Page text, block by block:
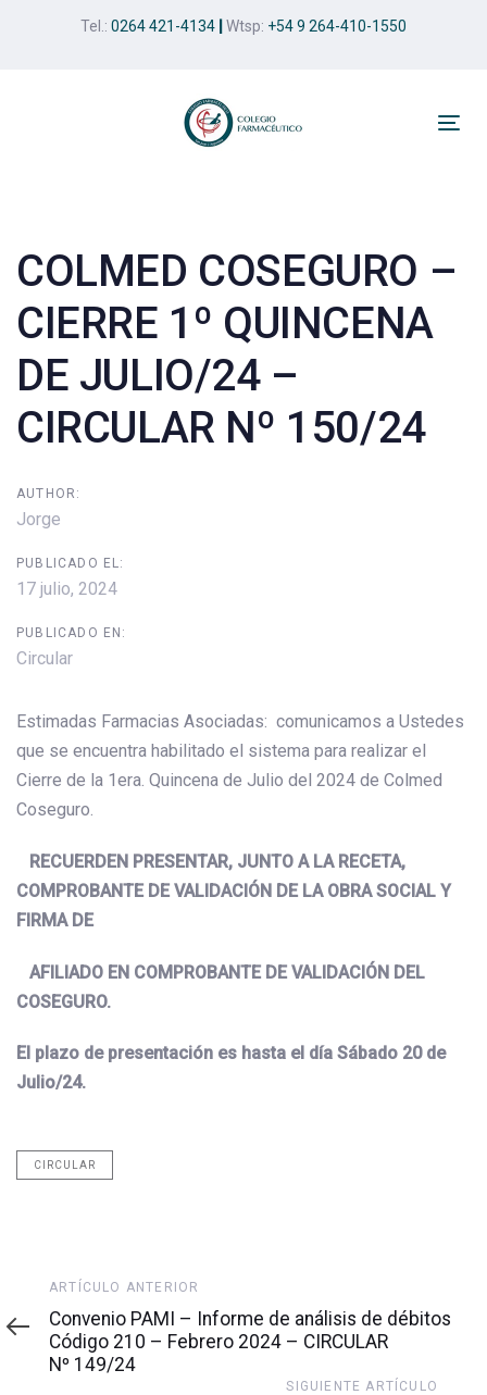
Tel.: 0264 421-4134 Wtsp: +54 9 264-410-1550
COLMED COSEGURO –
CIERRE 1º QUINCENA
DE JULIO/24 –
CIRCULAR Nº 150/24
AUTHOR:
Jorge
PUBLICADO EL:
17 julio, 2024
PUBLICADO EN:
Circular
Estimadas Farmacias Asociadas: comunicamos a Ustedes
que se encuentra habilitado el sistema para realizar el
Cierre de la 1era. Quincena de Julio del 2024 de Colmed
Coseguro.
RECUERDEN PRESENTAR, JUNTO A LA RECETA,
COMPROBANTE DE VALIDACIÓN DE LA OBRA SOCIAL Y
FIRMA DE
AFILIADO EN COMPROBANTE DE VALIDACIÓN DEL
COSEGURO.
El plazo de presentación es hasta el día Sábado 20 de
Julio/24.
CIRCULAR
navigation
Artículo
anterior
ARTÍCULO ANTERIOR
Convenio PAMI – Informe de análisis de débitos
Código 210 – Febrero 2024 – CIRCULAR
Nº 149/24
SIGUIENTE ARTÍCULO